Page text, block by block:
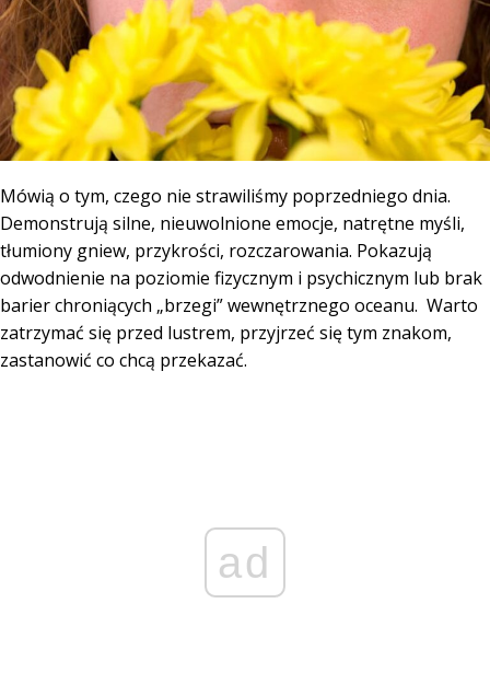
Mówią o tym, czego nie strawiliśmy poprzedniego dnia.
Demonstrują silne, nieuwolnione emocje, natrętne myśli,
tłumiony gniew, przykrości, rozczarowania. Pokazują
odwodnienie na poziomie fizycznym i psychicznym lub brak
barier chroniących „brzegi” wewnętrznego oceanu. Warto
zatrzymać się przed lustrem, przyjrzeć się tym znakom,
zastanowić co chcą przekazać.
ad